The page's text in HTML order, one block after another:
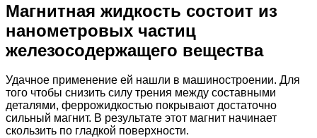
Магнитная жидкость состоит из
нанометровых частиц
железосодержащего вещества
Удачное применение ей нашли в машиностроении. Для
того чтобы снизить силу трения между составными
деталями, феррожидкостью покрывают достаточно
сильный магнит. В результате этот магнит начинает
скользить по гладкой поверхности.